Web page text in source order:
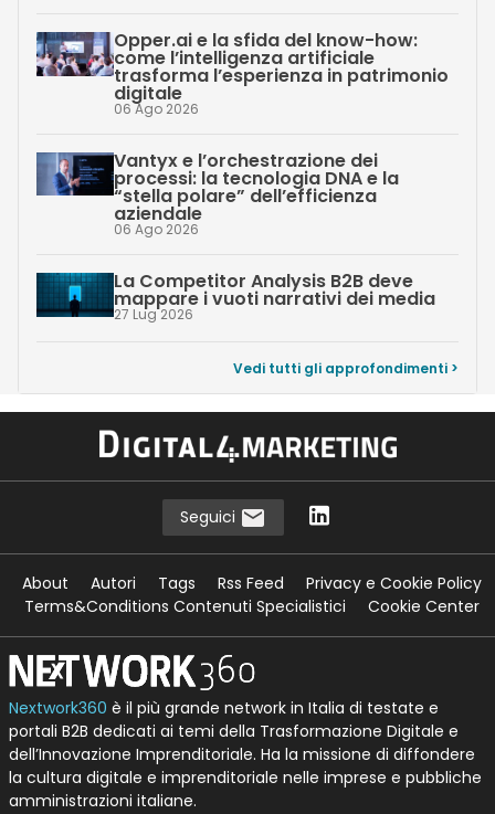
Opper.ai e la sfida del know-how:
come l’intelligenza artificiale
trasforma l’esperienza in patrimonio
digitale
06 Ago 2026
Vantyx e l’orchestrazione dei
processi: la tecnologia DNA e la
“stella polare” dell’efficienza
aziendale
06 Ago 2026
La Competitor Analysis B2B deve
mappare i vuoti narrativi dei media
27 Lug 2026
Vedi tutti gli approfondimenti >
Seguici
About Autori Tags Rss Feed
Privacy e Cookie Policy
Terms&Conditions Contenuti Specialistici
Cookie Center
Nextwork360 è il più grande network in Italia di testate e
portali B2B dedicati ai temi della Trasformazione Digitale e
dell’Innovazione Imprenditoriale. Ha la missione di diffondere
la cultura digitale e imprenditoriale nelle imprese e pubbliche
amministrazioni italiane.